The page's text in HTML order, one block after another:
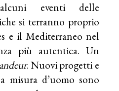
eventi delle
si terranno proprio
e il Mediterraneo nel
più autentica. Un
. Nuovi progetti e
misura d’uomo sono